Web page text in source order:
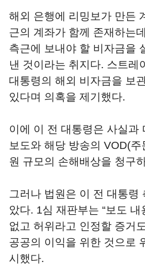
해외 은행에 리밍보가 만든
근의 계좌가 함께 존재하는
측근에 보내야 할 비자금을
낸 것이라는 취지다. 스트레
대통령의 해외 비자금을 보
있다며 의혹을 제기했다.
이에 이 전 대통령은 사실과
보도와 해당 방송의 VOD(
원 규모의 손해배상을 청구
그러나 법원은 이 전 대통령
았다. 1심 재판부는 “보도
없고 허위라고 인정할 증거
공공의 이익을 위한 것으로
시했다.